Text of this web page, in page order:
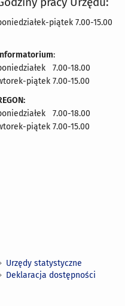
piątek 7.00-15.00
:
7.00-18.00
piątek 7.00-15.00
7.00-18.00
piątek 7.00-15.00
Urzędy statystyczne
Deklaracja dostępności